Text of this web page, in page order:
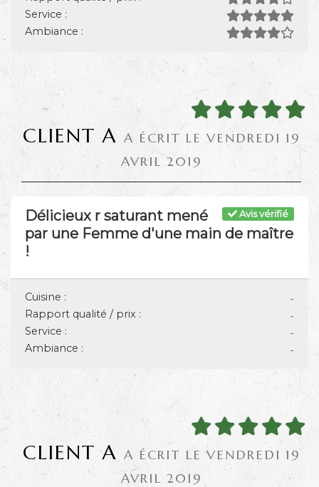
Service :
Ambiance :
CLIENT A A ÉCRIT LE VENDREDI 19
AVRIL 2019
Avis vérifié
Délicieux r saturant mené
par une Femme d'une main de maître
!
-
Cuisine :
-
Rapport qualité / prix :
-
Service :
-
Ambiance :
CLIENT A A ÉCRIT LE VENDREDI 19
AVRIL 2019